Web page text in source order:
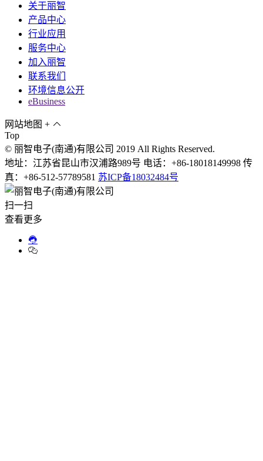
关于丽智
产品中心
行业应用
服务中心
加入丽智
联系我们
环境信息公开
eBusiness
网站地图 +
Top
© 丽智电子(南通)有限公司 2019 All Rights Reserved.
地址：江苏省昆山市汉浦路989号 电话：+86-18018149998 传
真：+86-512-57789581 苏ICP备18032484号
扫一扫
查看更多